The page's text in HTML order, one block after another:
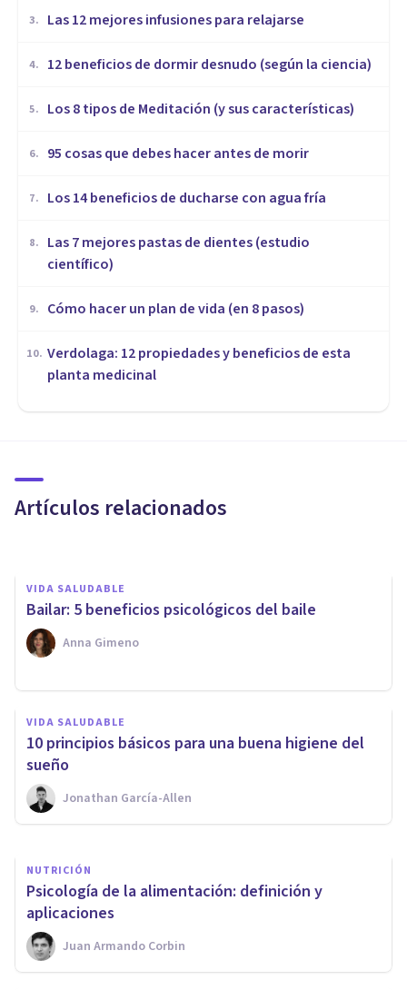
3. ​Las 12 mejores infusiones para relajarse
4. 12 beneficios de dormir desnudo (según la ciencia)
5. Los 8 tipos de Meditación (y sus características)
6. 95 cosas que debes hacer antes de morir
7. Los 14 beneficios de ducharse con agua fría
8.
Las 7 mejores pastas de dientes (estudio
científico)
9. Cómo hacer un plan de vida (en 8 pasos)
10. Verdolaga: 12 propiedades y beneficios de esta
planta medicinal
Artículos relacionados
​Las 10 canciones que mejor
ciencia)
VIDA SALUDABLE
Bailar: 5 beneficios psicológicos del baile
Anna Gimeno
VIDA SALUDABLE
10 principios básicos para una buena higiene del
sueño
Jonathan García-Allen
75 frases de Abraham Maslow
(y las necesidades humanas)
Juan Armando Corbin
NUTRICIÓN
​Psicología de la alimentación: definición y
aplicaciones
Juan Armando Corbin